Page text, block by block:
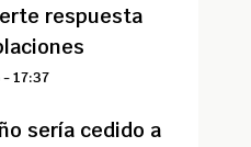
respuesta
17:37
sería cedido a